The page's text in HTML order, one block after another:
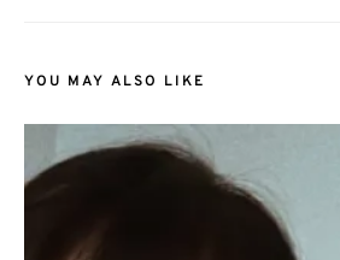
YOU MAY ALSO LIKE